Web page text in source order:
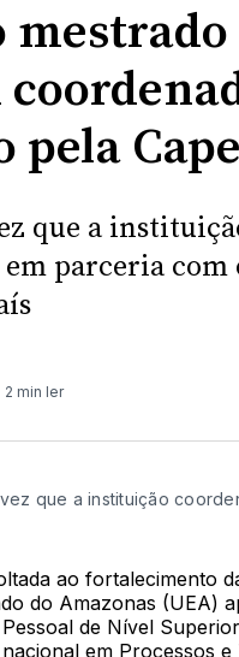
pela
que a
parceria
2 min ler
que a instituição
ao fortalecimento
do Amazonas (UEA)
de Nível
em Processos